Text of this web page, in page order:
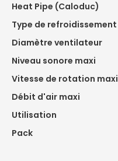
Heat Pipe (Caloduc)
Type de refroidissement
Diamètre ventilateur
Niveau sonore maxi
Vitesse de rotation maxi
Débit d'air maxi
Utilisation
Pack